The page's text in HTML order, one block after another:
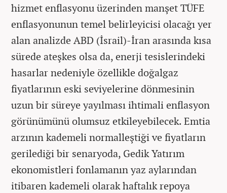
hizmet enflasyonu üzerinden manşet TÜFE
enflasyonunun temel belirleyicisi olacağı yer
alan analizde ABD (İsrail)-İran arasında kısa
sürede ateşkes olsa da, enerji tesislerindeki
hasarlar nedeniyle özellikle doğalgaz
fiyatlarının eski seviyelerine dönmesinin
uzun bir süreye yayılması ihtimali enflasyon
görünümünü olumsuz etkileyebilecek. Emtia
arzının kademeli normalleştiği ve fiyatların
gerilediği bir senaryoda, Gedik Yatırım
ekonomistleri fonlamanın yaz aylarından
itibaren kademeli olarak haftalık repoya